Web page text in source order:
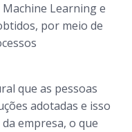
Learning e
por meio de
que as pessoas
adotadas e isso
empresa, o que